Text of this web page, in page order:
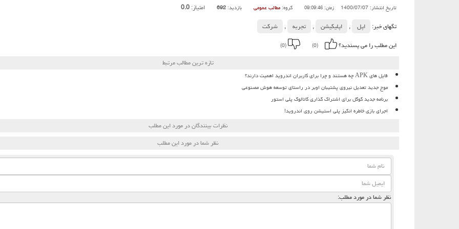
تاریخ انتشار: 1400/07/07 زمان: 09:09:46 گروه: مطالب عمومی بازدید: 692 امتیاز:0.0
تگهای خبر:
اپل , اپلیكیشن , تجربه ,
شركت
این مطلب را می پسندید؟
(0)
(0)
تازه ترین مطالب مرتبط
فایل های APK چه هستند و چرا برای کاربران اندروید اهمیت دارند؟
موج جدید تعدیل نیروی پشتیبان اوبر در راستای توسعه هوش مصنوعی
برنامه جدید گوگل برای اشتراک گذاری کاتالوگ پلی استور
اجرای بازی خاطره انگیز پلی استیشن روی اندروید!
نظرات بینندگان در مورد این مطلب
نظر شما در مورد این مطلب
نظر شما در مورد مطلب: